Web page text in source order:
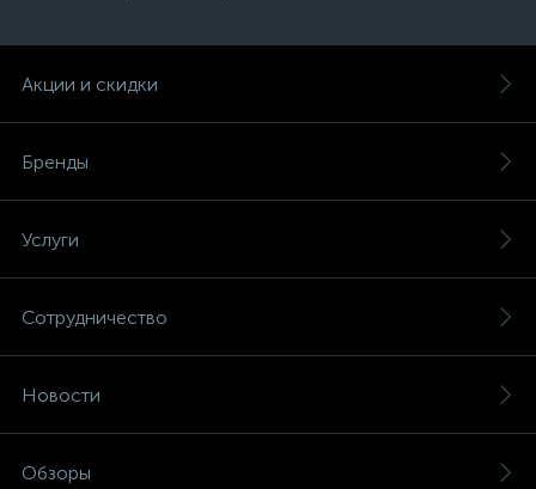
Акции и скидки
Бренды
Услуги
Сотрудничество
Новости
Обзоры